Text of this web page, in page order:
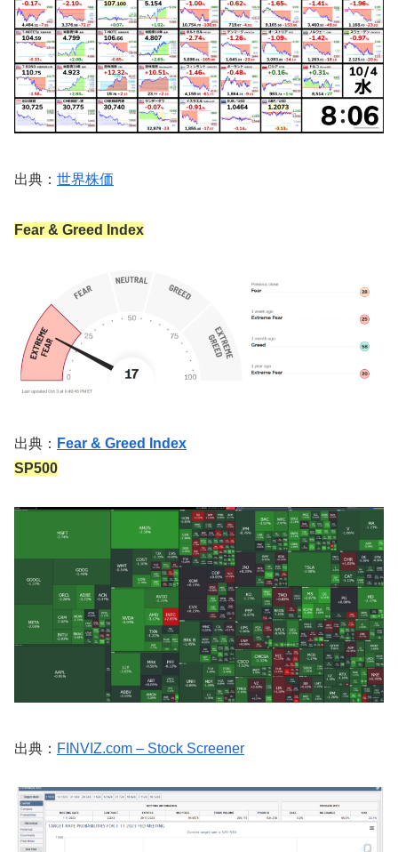
出典： 世界株価
Fear & Greed Index
出典： Fear & Greed Index
SP500
出典： FINVIZ.com – Stock Screener